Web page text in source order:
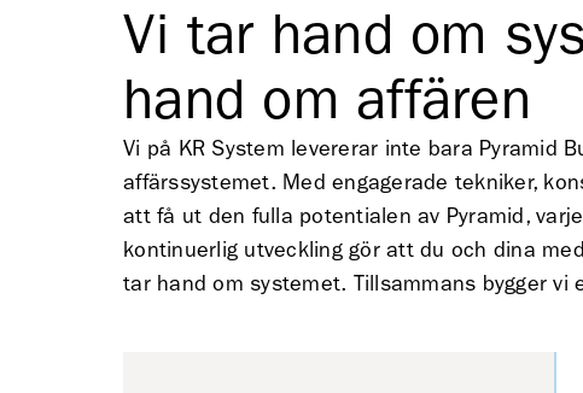
Vi tar hand om
hand om affären
Vi på KR System levererar inte bara Pyramid
affärssystemet. Med engagerade tekniker,
att få ut den fulla potentialen av Pyramid,
kontinuerlig utveckling gör att du och dina
tar hand om systemet. Tillsammans bygger